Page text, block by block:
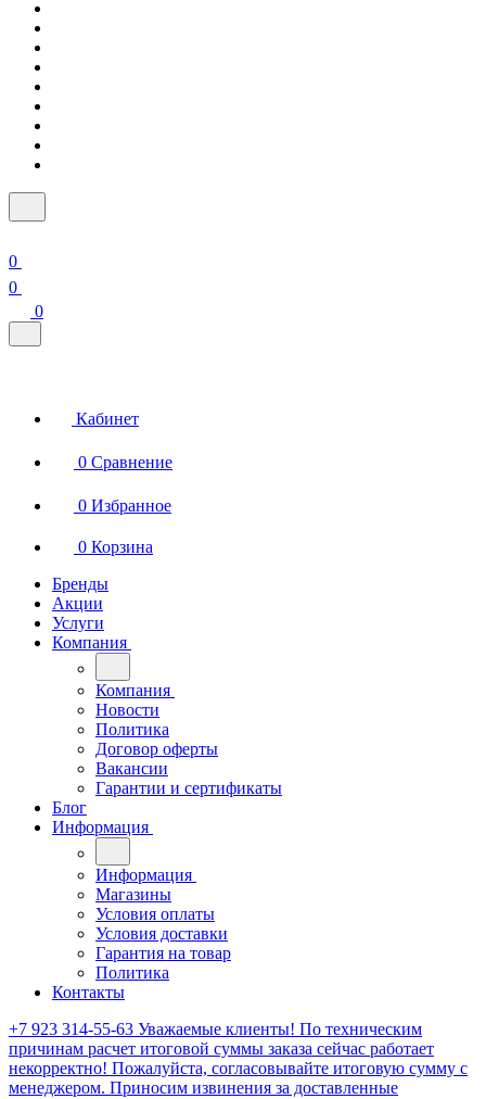
0
0
0
Кабинет
0 Сравнение
0 Избранное
0 Корзина
Бренды
Акции
Услуги
Компания
Компания
Новости
Политика
Договор оферты
Вакансии
Гарантии и сертификаты
Блог
Информация
Информация
Магазины
Условия оплаты
Условия доставки
Гарантия на товар
Политика
Контакты
+7 923 314-55-63 Уважаемые клиенты! По техническим
причинам расчет итоговой суммы заказа сейчас работает
некорректно! Пожалуйста, согласовывайте итоговую сумму с
менеджером. Приносим извинения за доставленные